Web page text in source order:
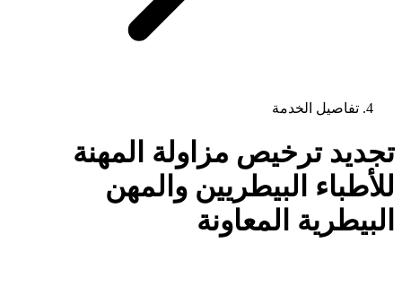
تفاصيل الخدمة
تجديد ترخيص مزاولة المهنة
للأطباء البيطريين والمهن
البيطرية المعاونة